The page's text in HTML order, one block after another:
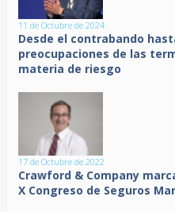
11 de Octubre de 2024
Desde el contrabando
preocupaciones de las
materia de riesgo
17 de Octubre de 2022
Crawford & Company
X Congreso de Seguros